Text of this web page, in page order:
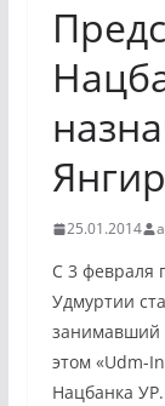
25.01.2014
С 3 февраля
Удмуртии
занимавший
этом «Udm-
Нацбанка